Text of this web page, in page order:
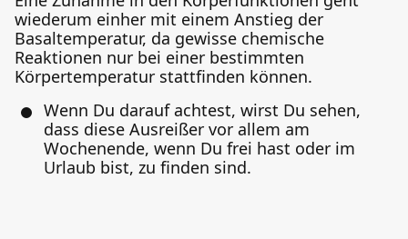
wiederum einher mit einem Anstieg der
Basaltemperatur, da gewisse chemische
Reaktionen nur bei einer bestimmten
Körpertemperatur stattfinden können.
Wenn Du darauf achtest, wirst Du sehen,
dass diese Ausreißer vor allem am
Wochenende, wenn Du frei hast oder im
Urlaub bist, zu finden sind.